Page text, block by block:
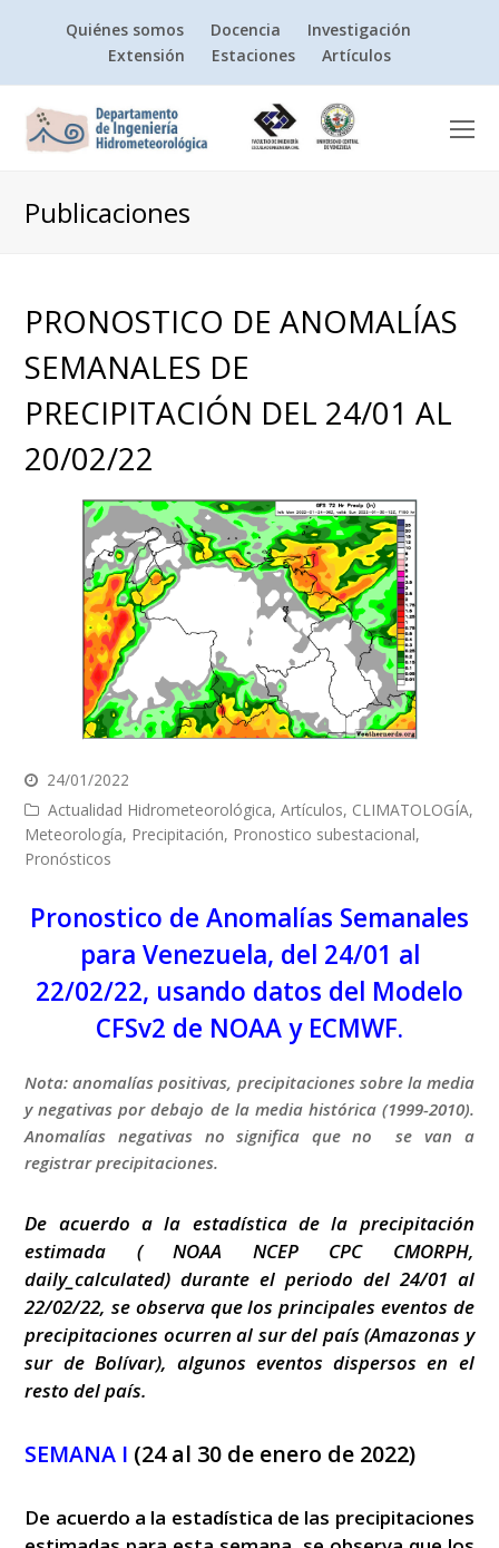
Quiénes somos Docencia
Investigación
Extensión
Estaciones Artículos
Publicaciones
PRONOSTICO DE ANOMALÍAS
SEMANALES DE
PRECIPITACIÓN DEL 24/01 AL
20/02/22
24/01/2022
Actualidad Hidrometeorológica,Artículos, CLIMATOLOGÍA,
Meteorología, Precipitación, Pronostico subestacional,
Pronósticos
Pronostico de Anomalías Semanales
para Venezuela, del 24/01 al
22/02/22, usando datos del Modelo
CFSv2 de NOAAy ECMWF.
Nota: anomalías positivas, precipitaciones sobre la media
y negativas por debajo de la media histórica (1999-2010).
Anomalías negativas no significa que no se van a
registrar precipitaciones.
De acuerdo a la estadística de la precipitación
estimada ( NOAA NCEP CPC CMORPH,
daily_calculated) durante el periodo del 24/01 al
22/02/22, se observa que los principales eventos de
precipitaciones ocurren al sur del país (Amazonas y
sur de Bolívar), algunos eventos dispersos en el
resto del país.
SEMANA I (24 al 30 de enero de 2022)
De acuerdo a la estadística de las precipitaciones